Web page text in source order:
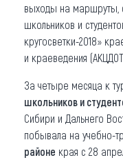
выходы на маршруты,
школьников и
кругосветки-2018»
и краеведения
За четыре месяца к
школьников и
Сибири и Дальнего
побывала на учебно-
районе края с 28